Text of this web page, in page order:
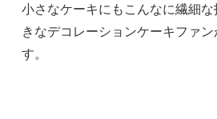
小さなケーキにもこんなに繊細
きなデコレーションケーキファ
す。